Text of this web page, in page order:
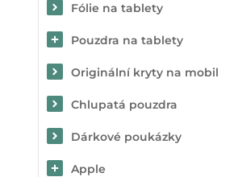
Fólie na tablety
Pouzdra na tablety
Originální kryty na mobil
Chlupatá pouzdra
Dárkové poukázky
Apple